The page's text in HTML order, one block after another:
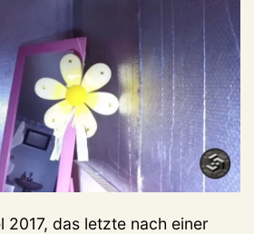
2017, das letzte nach einer